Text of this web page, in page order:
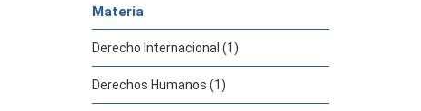
Materia
Derecho Internacional (1)
Derechos Humanos (1)